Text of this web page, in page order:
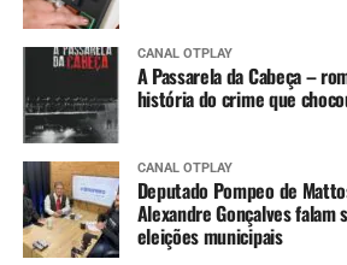
CANAL OTPLAY
A Passarela da Cabeça –
história do crime que
CANAL OTPLAY
Deputado Pompeo de
Alexandre Gonçalves falam
eleições municipais